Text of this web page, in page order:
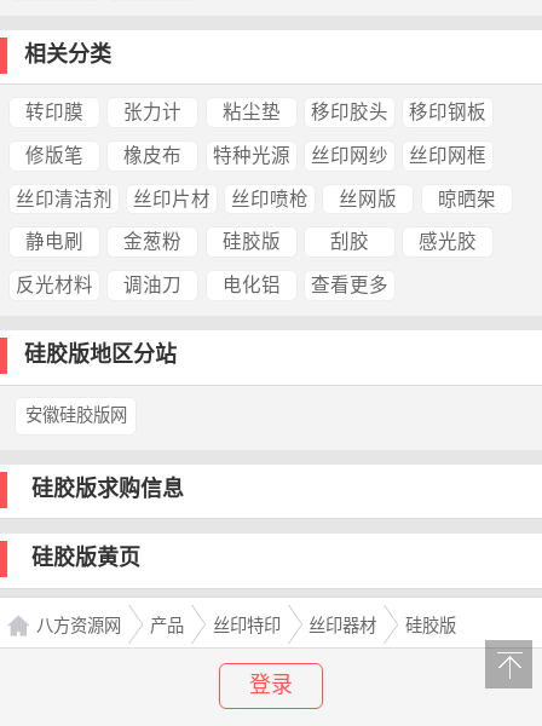
相关分类
转印膜 张力计 粘尘垫 移印胶头 移印钢板
修版笔 橡皮布 特种光源 丝印网纱 丝印网框
丝印清洁剂 丝印片材 丝印喷枪 丝网版 晾晒架
静电刷 金葱粉 硅胶版 刮胶 感光胶
反光材料 调油刀 电化铝 查看更多
硅胶版地区分站
安徽硅胶版网
硅胶版求购信息
硅胶版黄页
八方资源网 产品 丝印特印 丝印器材 硅胶版
登录